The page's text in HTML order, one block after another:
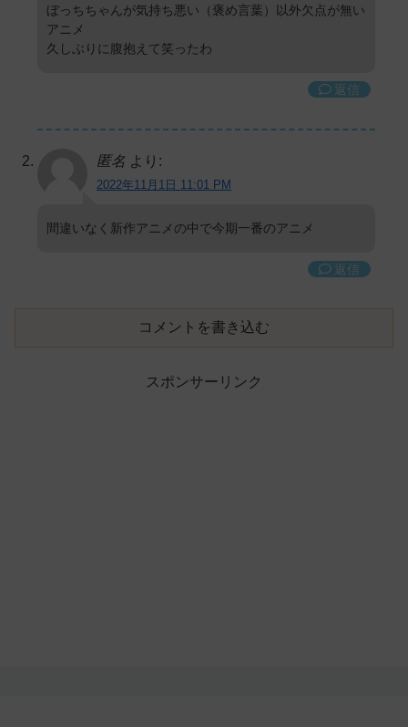
ぼっちちゃんが気持ち悪い（褒め言葉）以外欠点が無い
アニメ
久しぶりに腹抱えて笑ったわ
返信
匿名 より:
2022年11月1日 11:01 PM
間違いなく新作アニメの中で今期一番のアニメ
返信
コメントを書き込む
スポンサーリンク